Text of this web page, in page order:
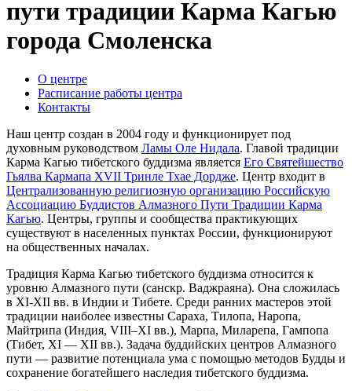
пути традиции Карма Кагью
города Смоленска
О центре
Расписание работы центра
Контакты
Наш центр создан в 2004 году и функционирует под
духовным руководством Ламы Оле Нидала. Главой традиции
Карма Кагью тибетского буддизма является Его Святейшество
Гьялва Кармапа ХVII Тринле Тхае Дордже. Центр входит в
Централизованную религиозную организацию Российскую
Ассоциацию Буддистов Алмазного Пути Традиции Карма
Кагью. Центры, группы и сообщества практикующих
существуют в населенных пунктах России, функционируют
на общественных началах.
Традиция Карма Кагью тибетского буддизма относится к
уровню Алмазного пути (санскр. Ваджраяна). Она сложилась
в ХI-XII вв. в Индии и Тибете. Среди ранних мастеров этой
традиции наиболее известны Сараха, Тилопа, Наропа,
Майтрипа (Индия, VIII–XI вв.), Марпа, Миларепа, Гампопа
(Тибет, XI — XII вв.). Задача буддийских центров Алмазного
пути — развитие потенциала ума с помощью методов Будды и
сохранение богатейшего наследия тибетского буддизма.